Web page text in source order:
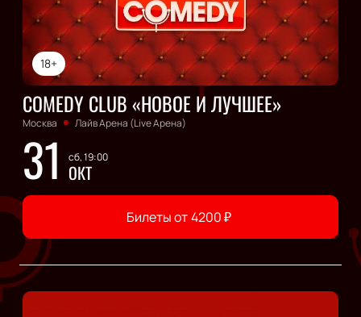
18+
COMEDY CLUB «НОВОЕ И ЛУЧШЕЕ»
Москва Лайв Арена (Live Арена)
31 сб, 19:00
ОКТ
Билеты от4200₽